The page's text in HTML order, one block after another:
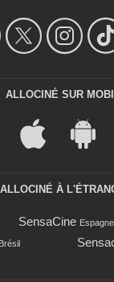
ALLOCINÉ SUR
ALLOCINÉ À
SensaCine Espagne
Brésil